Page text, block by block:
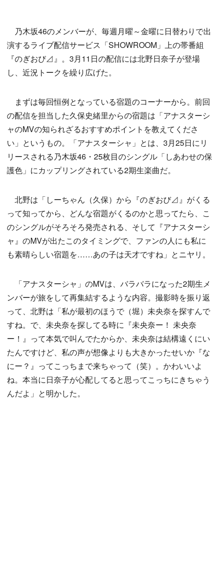
乃木坂46のメンバーが、毎週月曜～金曜に日替わりで出
演するライブ配信サービス「SHOWROOM」上の帯番組
『のぎおび⊿』。3月11日の配信には北野日奈子が登場
し、近況トークを繰り広げた。
まずは毎回恒例となっている宿題のコーナーから。前回
の配信を担当した久保史緒里からの宿題は「アナスターシ
ャのMVの知られざるおすすめポイントを教えてくださ
い」というもの。「アナスターシャ」とは、3月25日にリ
リースされる乃木坂46・25枚目のシングル「しあわせの保
護色」にカップリングされている2期生楽曲だ。
北野は「しーちゃん（久保）から『のぎおび⊿』がくる
って知ってから、どんな宿題がくるのかと思ってたら、こ
のシングルがそろそろ発売される、そして『アナスターシ
ャ』のMVが出たこのタイミングで、ファンの人にも私に
も素晴らしい宿題を……あの子は天才ですね」とニヤリ。
「アナスターシャ」のMVは、バラバラになった2期生メ
ンバーが旅をして再集結するような内容。撮影時を振り返
って、北野は「私が最初のほうで（堀）未央奈を探すんで
すね。で、未央奈を探してる時に『未央奈ー！ 未央奈
ー！』って本気で叫んでたからか、未央奈は結構遠くにい
たんですけど、私の声が想像よりも大きかったせいか『な
にー？』ってこっちまで来ちゃって（笑）。かわいいよ
ね。本当に日奈子が心配してると思ってこっちにきちゃう
んだよ」と明かした。